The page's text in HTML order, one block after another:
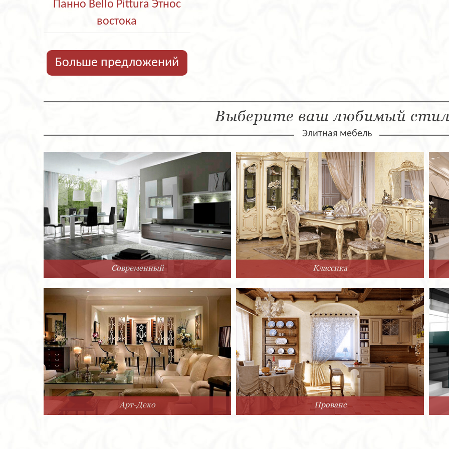
Панно Bello Pittura Этнос
востока
Больше предложений
Выберите ваш любимый
Элитная мебель
Современный Классика
Арт-Деко Прованс